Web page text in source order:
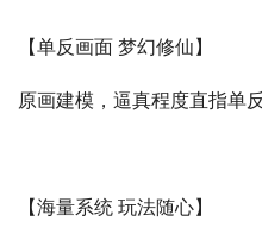
【单反画面 梦幻修仙】
原画建模，逼真程度直指单
【海量系统 玩法随心】